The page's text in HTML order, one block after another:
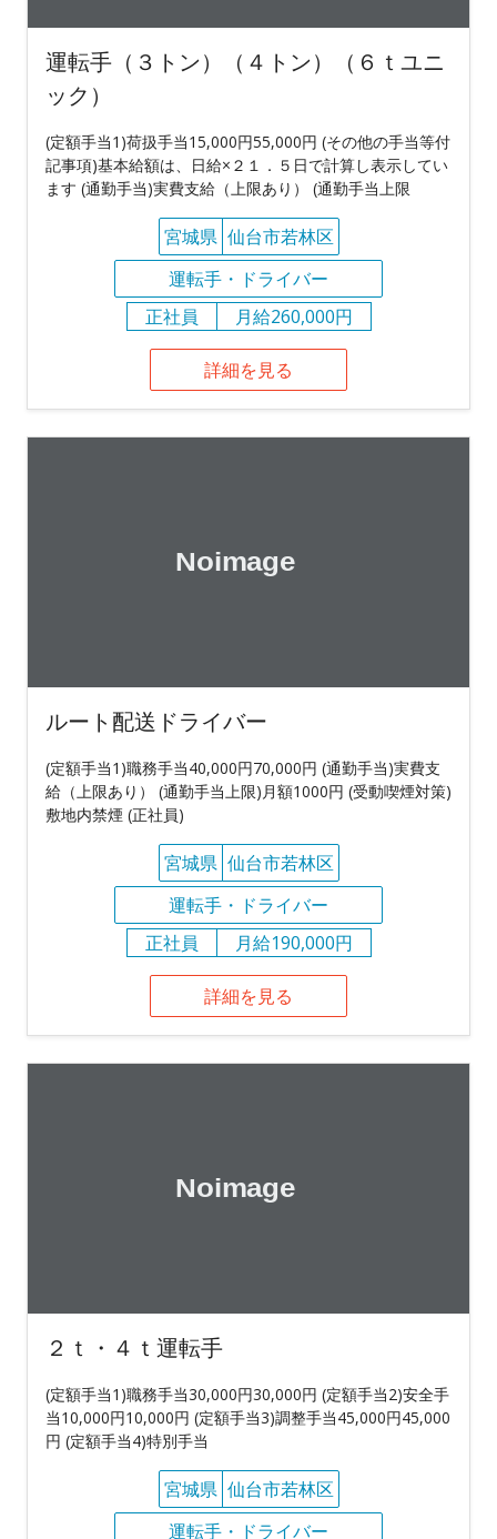
運転手（３トン）（４トン）（６ｔユニ
ック）
(定額手当1)荷扱手当15,000円55,000円 (その他の手当等付
記事項)基本給額は、日給×２１．５日で計算し表示してい
ます (通勤手当)実費支給（上限あり） (通勤手当上限
宮城県 仙台市若林区
運転手・ドライバー
正社員
月給260,000円
詳細を見る
ルート配送ドライバー
(定額手当1)職務手当40,000円70,000円 (通勤手当)実費支
給（上限あり） (通勤手当上限)月額1000円 (受動喫煙対策)
敷地内禁煙 (正社員)
宮城県 仙台市若林区
運転手・ドライバー
正社員
月給190,000円
詳細を見る
２ｔ・４ｔ運転手
(定額手当1)職務手当30,000円30,000円 (定額手当2)安全手
当10,000円10,000円 (定額手当3)調整手当45,000円45,000
円 (定額手当4)特別手当
宮城県 仙台市若林区
運転手・ドライバー